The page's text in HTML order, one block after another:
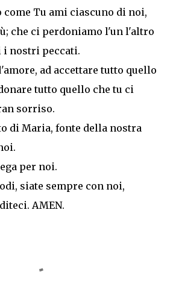
come Tu ami ciascuno di noi,
che ci perdoniamo l'un l'altro
i nostri peccati.
ad accettare tutto quello
tutto quello che tu ci
sorriso.
di Maria, fonte della nostra
per noi.
siate sempre con noi,
AMEN.